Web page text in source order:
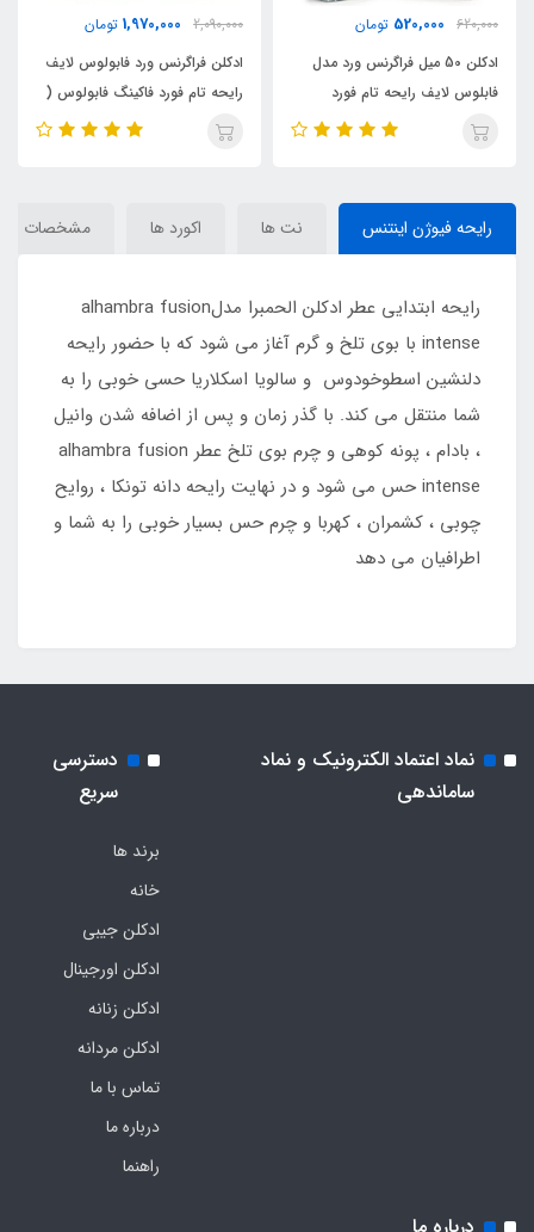
تومان
فراگرنس ورد مدل
تام فورد
2,090,000
تومان
ادکلن فراگرنس ورد فابولوس لایف
رایحه تام فورد فاکینگ فابولوس (
Fabulous Life )Tom Ford
3,625,000
ادکلن الحمبرا مدل
رایحه تام فورد
رایحه فیوژن اینتنس نت ها اکورد ها مشخصات
رایحه ابتدایی عطر ادکلن الحمبرا مدلalhambra fusion
intense با بوی تلخ و گرم آغاز می شود که با حضور رایحه
دلنشین اسطوخودوس و سالویا اسکلاریا حسی خوبی را به
شما منتقل می کند. با گذر زمان و پس از اضافه شدن وانیل
، بادام ، پونه کوهی و چرم بوی تلخ عطر alhambra fusion
intense حس می شود و در نهایت رایحه دانه تونکا ، روایح
چوبی ، کشمران ، کهربا و چرم حس بسیار خوبی را به شما و
اطرافیان می دهد
نماد اعتماد الکترونیک و نماد
ساماندهی
دسترسی
سریع
برند ها
خانه
ادکلن جیبی
ادکلن اورجینال
ادکلن زنانه
ادکلن مردانه
تماس با ما
درباره ما
راهنما